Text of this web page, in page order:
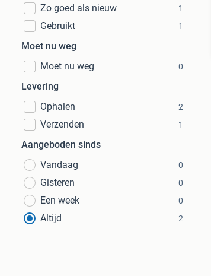
Zo goed als nieuw 1
Gebruikt 1
Moet nu weg
Moet nu weg
0
Levering
Ophalen
2
Verzenden 1
Aangeboden sinds
Vandaag
0
Gisteren 0
Een week 0
Altijd 2